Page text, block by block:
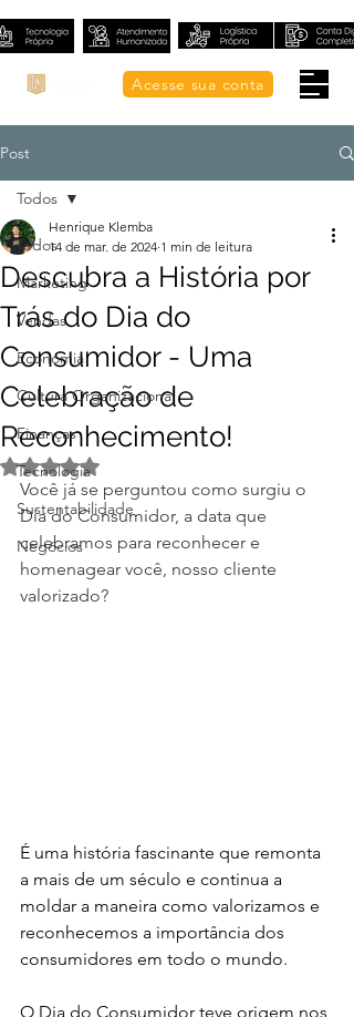
Acesse sua conta
Post
Todos
Marketing
Vendas
Economia
Cultura Organizacional
Finanças
Tecnologia
Sustentabilidade
Negócios
Todos
Descubra a História por
Trás do Dia do
Consumidor - Uma
Celebração de
Reconhecimento!
Henrique Klemba
14 de mar. de 2024 1 min de leitura
Avaliado com NaN de 5 estrelas.
Você já se perguntou como surgiu o
Dia do Consumidor, a data que
celebramos para reconhecer e
homenagear você, nosso cliente
valorizado?
É uma história fascinante que remonta
a mais de um século e continua a
moldar a maneira como valorizamos e
reconhecemos a importância dos
consumidores em todo o mundo.
O Dia do Consumidor teve origem nos